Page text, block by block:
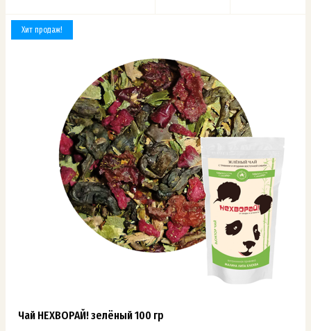
Хит продаж!
Чай НЕХВОРАЙ! зелёный 100 гр